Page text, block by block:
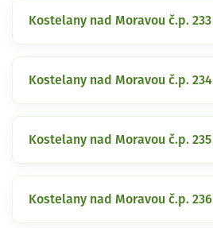
Kostelany nad Moravou č.p. 233
Kostelany nad Moravou č.p. 234
Kostelany nad Moravou č.p. 235
Kostelany nad Moravou č.p. 236